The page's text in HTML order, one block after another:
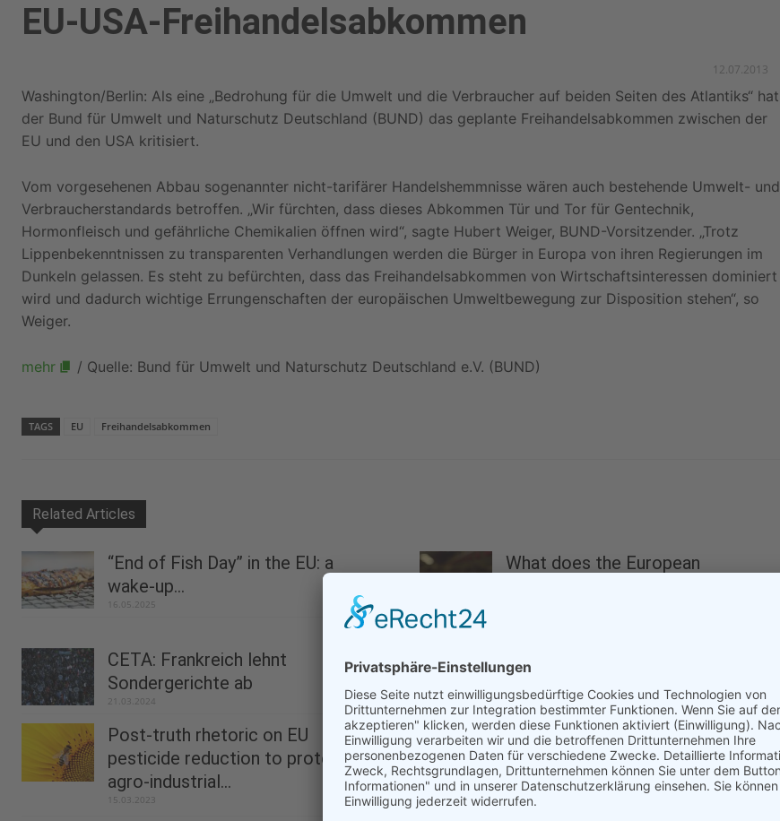
EU-USA-Freihandelsabkommen
12.07.2013
Washington/Berlin: Als eine „Bedrohung für die Umwelt und die Verbraucher auf beiden Seiten des Atlantiks“ hat
der Bund für Umwelt und Naturschutz Deutschland (BUND) das geplante Freihandelsabkommen zwischen der
EU und den USA kritisiert.
Vom vorgesehenen Abbau sogenannter nicht-tarifärer Handelshemmnisse wären auch bestehende Umwelt- und
Verbraucherstandards betroffen. „Wir fürchten, dass dieses Abkommen Tür und Tor für Gentechnik,
Hormonfleisch und gefährliche Chemikalien öffnen wird“, sagte Hubert Weiger, BUND-Vorsitzender. „Trotz
Lippenbekenntnissen zu transparenten Verhandlungen werden die Bürger in Europa von ihren Regierungen im
Dunkeln gelassen. Es steht zu befürchten, dass das Freihandelsabkommen von Wirtschaftsinteressen dominiert
wird und dadurch wichtige Errungenschaften der europäischen Umweltbewegung zur Disposition stehen“, so
Weiger.
mehr / Quelle: Bund für Umwelt und Naturschutz Deutschland e.V. (BUND)
TAGS EU Freihandelsabkommen
Related Articles
“End of Fish Day” in the EU: a
wake-up...
16.05.2025
What does the European
CETA: Frankreich lehnt
Sondergerichte ab
21.03.2024
Meeting EU environment policy
targets by 2030 will be...
18.12.2023
Post-truth rhetoric on EU
pesticide reduction to protect
agro-industrial...
15.03.2023
Greenpeace-Bericht: Bedrohte
Haie werden für Beauty-Produkte
getötet
14.07.2022